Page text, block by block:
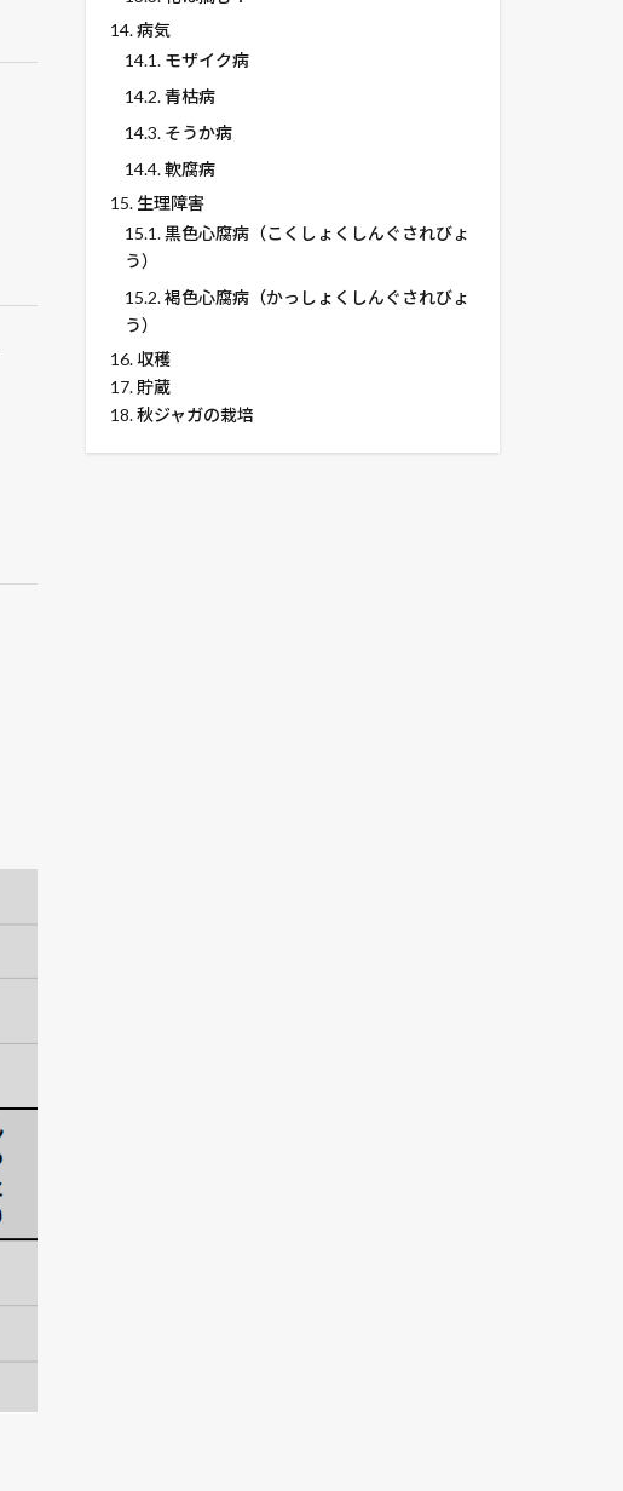
14.病気
14.1. モザイク病
14.2.青枯病
14.3. そうか病
14.4.軟腐病
15. 生理障害
15.1.黒色心腐病（こくしょくしんぐされびょ
う）
15.2.褐色心腐病（かっしょくしんぐされびょ
う）
16. 収穫
17. 貯蔵
18.秋ジャガの栽培